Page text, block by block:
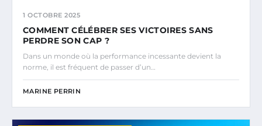
1 OCTOBRE 2025
COMMENT CÉLÉBRER SES VICTOIRES SANS
PERDRE SON CAP ?
Dans un monde où la performance incessante devient la
norme, il est fréquent de passer d’un…
MARINE PERRIN